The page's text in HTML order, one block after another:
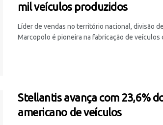
mil veículos produzidos
Líder de vendas no território nacional, divisão
Marcopolo é pioneira na fabricação de veículos
Stellantis avança com 23,6%
americano de veículos